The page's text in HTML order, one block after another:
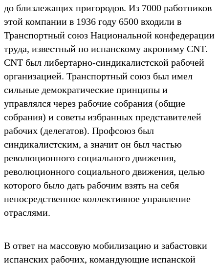
до близлежащих пригородов. Из 7000 работников
этой компании в 1936 году 6500 входили в
Транспортный союз Национальной конфедерации
труда, известный по испанскому акрониму CNT.
CNT был либертарно-синдикалистской рабочей
организацией. Транспортный союз был имел
сильные демократические принципы и
управлялся через рабочие собрания (общие
собрания) и советы избранных представителей
рабочих (делегатов). Профсоюз был
синдикалистским, а значит он был частью
революционного социального движения,
революционного социального движения, целью
которого было дать рабочим взять на себя
непосредственное коллективное управление
отраслями.
В ответ на массовую мобилизацию и забастовки
испанских рабочих, командующие испанской